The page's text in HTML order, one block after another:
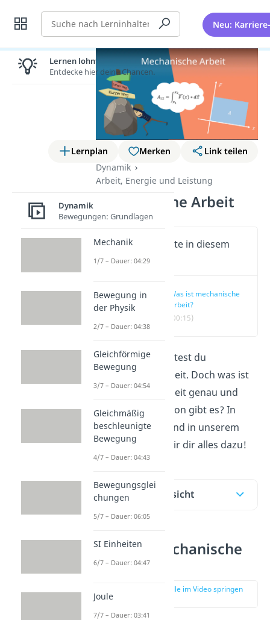
Suche Neu:
Lernplan Merken
Link teilen
Dynamik
Arbeit, Energie und Leistung
Mechanische Arbeit
Wichtige Inhalte in diesem
Video
Was ist mechanische
Arbeit?
(00:15)
Jeden Tag verrichtest du
mechanische Arbeit. Doch was ist
mechanische Arbeit genau und
welche Arten davon gibt es? In
diesem Beitrag
und in unserem
Videoerklären wir dir alles dazu!
Inhaltsübersicht
Was ist mechanische
Arbeit?
zur Stelle im Video springen
Lernen lohnt sich!
Entdecke hier deine Chancen.
Dynamik
Bewegungen: Grundlagen
Mechanik
1/7 – Dauer: 04:29
Bewegung in
der Physik
2/7 – Dauer: 04:38
Gleichförmige
Bewegung
3/7 – Dauer: 04:54
Gleichmäßig
beschleunigte
Bewegung
4/7 – Dauer: 04:43
Bewegungsglei
chungen
5/7 – Dauer: 06:05
SI Einheiten
6/7 – Dauer: 04:47
Joule
7/7 – Dauer: 03:41